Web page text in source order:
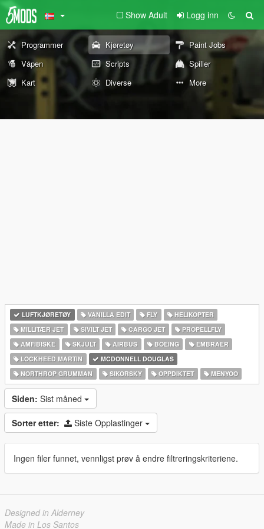
Show Adult Logg inn
Programmer Kjøretøy
Paint Jobs
Våpen
Scripts
Spiller
Kart
Diverse More
LUFTKJØRETØY VANILLA EDIT FLY
HELIKOPTER
MILLITÆR JET
SIVILT JET CARGO JET
PROPELLFLY
AMFIBISKE
SKJULT AIRBUS BOEING
EMBRAER
LOCKHEED MARTIN
MCDONNELL DOUGLAS
NORTHROP GRUMMAN
SIKORSKY OPPDIKTET MENYOO
Siden: Sist måned
Sorter etter: Siste Opplastinger
Ingen filer funnet, vennligst prøv å endre filtreringskriteriene.
Designed in Alderney
Made in Los Santos